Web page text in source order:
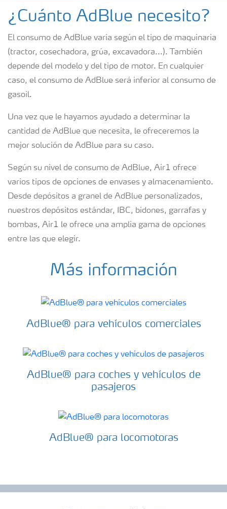
¿Cuánto AdBlue necesito?
El consumo de AdBlue varía según el tipo de maquinaria
(tractor, cosechadora, grúa, excavadora...). También
depende del modelo y del tipo de motor. En cualquier
caso, el consumo de AdBlue será inferior al consumo de
gasoil.
Una vez que le hayamos ayudado a determinar la
cantidad de AdBlue que necesita, le ofreceremos la
mejor solución de AdBlue para su caso.
Según su nivel de consumo de AdBlue, Air1 ofrece
varios tipos de opciones de envases y almacenamiento.
Desde depósitos a granel de AdBlue personalizados,
nuestros depósitos estándar, IBC, bidones, garrafas y
bombas, Air1 le ofrece una amplia gama de opciones
entre las que elegir.
Más información
AdBlue® para vehículos comerciales
AdBlue® para coches y vehículos de
pasajeros
AdBlue® para locomotoras